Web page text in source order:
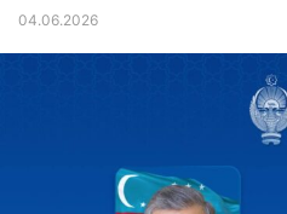
04.06.2026